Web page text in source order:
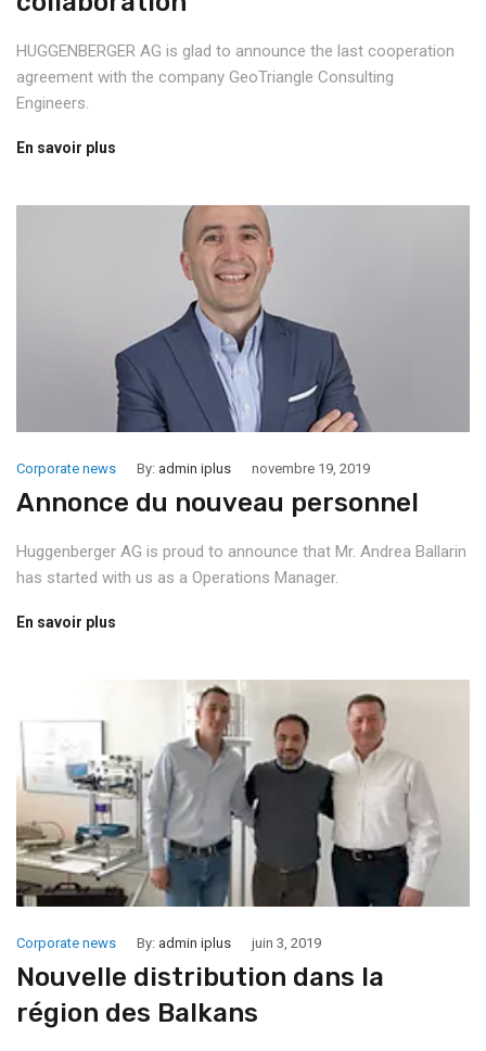
HUGGENBERGER AG is glad to announce the last cooperation
agreement with the company GeoTriangle Consulting
Engineers.
En savoir plus
Corporate news By: admin iplus novembre 19, 2019
Annonce du nouveau personnel
Huggenberger AG is proud to announce that Mr. Andrea Ballarin
has started with us as a Operations Manager.
En savoir plus
Corporate news By: admin iplus juin 3, 2019
Nouvelle distribution dans la
région des Balkans